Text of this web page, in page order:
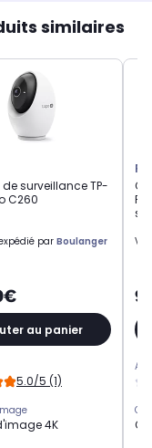
similaires
surveillance TP-
C260
par Boulanger
au panier
5.0/5 (1)
4K